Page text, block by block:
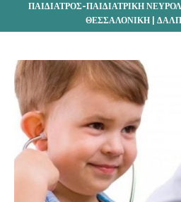
ΠΑΙΔΙΑΤΡΟΣ-ΠΑΙΔΙΑΤΡΙΚΗ
ΘΕΣΣΑΛΟΝΙΚΗ |